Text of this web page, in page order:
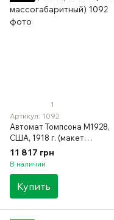
1
Артикул: 1092
Автомат Томпсона M1928,
США, 1918 г. (макет
массогабаритный)
11 817 грн
В наличии
Купить